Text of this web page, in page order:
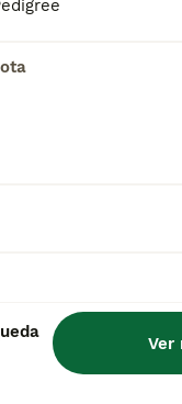
Ver
parte de los Kennel
Chesapeake
de la bahía
y un golden